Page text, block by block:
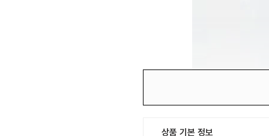
상품 기본 정보